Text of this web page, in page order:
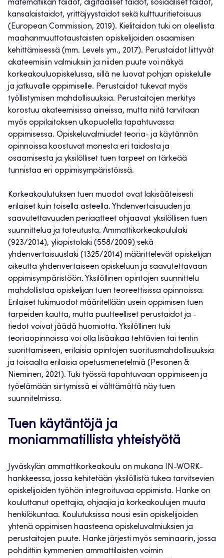
matematiikan taidot, digitaaliset taidot, sosiaaliset taidot,
kansalaistaidot, yrittäjyystaidot sekä kulttuuritietoisuus
(European Commission, 2019). Kielitaidon tuki on oleellista
maahanmuuttotaustaisten opiskelijoiden osaamisen
kehittämisessä (mm. Levels ym., 2017). Perustaidot liittyvät
akateemisiin valmiuksiin ja niiden puute voi näkyä
korkeakouluopiskelussa, sillä ne luovat pohjan opiskelulle
ja jatkuvalle oppimiselle. Perustaidot tukevat myös
työllistymisen mahdollisuuksia. Perustaitojen merkitys
korostuu akateemisissa aineissa, mutta niitä tarvitaan
myös oppilaitoksen ulkopuolella tapahtuvassa
oppimisessa. Opiskeluvalmiudet teoria- ja käytännön
opinnoissa koostuvat monesta eri taidosta ja
osaamisesta ja yksilölliset tuen tarpeet on tärkeää
tunnistaa eri oppimisympäristöissä.
Korkeakoulutuksen tuen muodot ovat lakisääteisesti
erilaiset kuin toisella asteella. Yhdenvertaisuuden ja
saavutettavuuden periaatteet ohjaavat yksilöllisen tuen
suunnittelua ja toteutusta. Ammattikorkeakoululaki
(923/2014), yliopistolaki (558/2009) sekä
yhdenvertaisuuslaki (1325/2014) määrittelevät opiskelijan
oikeutta yhdenvertaiseen opiskeluun ja saavutettavaan
oppimisympäristöön. Yksilöllinen opintojen suunnittelu
mahdollistaa opiskelijan tuen teoreettisissa opinnoissa.
Erilaiset tukimuodot määritellään usein oppimisen tuen
tarpeiden kautta, mutta puutteelliset perustaidot ja -
tiedot voivat jäädä huomiotta. Yksilöllinen tuki
teoriaopinnoissa voi olla lisäaikaa tehtävien tai tentin
suorittamiseen, erilaisia opintojen suoritusmahdollisuuksia
ja toisaalta erilaisia opetusmenetelmiä (Pesonen &
Nieminen, 2021). Tuki työssä tapahtuvaan oppimiseen ja
työelämään siirtymissä ei välttämättä näy tuen
suunnitelmissa.
Tuen käytäntöjä ja
moniammatillista yhteistyötä
Jyväskylän ammattikorkeakoulu on mukana IN-WORK-
hankkeessa, jossa kehitetään yksilöllistä tukea tarvitsevien
opiskelijoiden työhön integroituvaa oppimista. Hanke on
kouluttanut opettajia, ohjaajia ja korkeakoulujen muuta
henkilökuntaa. Koulutuksissa nousi esiin opiskelijoiden
yhtenä oppimisen haasteena opiskeluvalmiuksien ja
perustaitojen puute. Hanke järjesti myös seminaarin, jossa
pohdittiin kymmenien ammattilaisten voimin